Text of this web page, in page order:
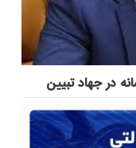
در جهاد تبیین